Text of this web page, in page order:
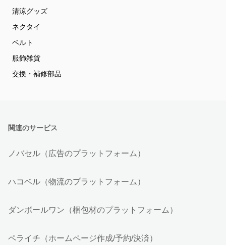
清涼グッズ
ネクタイ
ベルト
服飾雑貨
交換・補修部品
関連のサービス
ノバセル（広告のプラットフォーム）
ハコベル（物流のプラットフォーム）
ダンボールワン（梱包材のプラットフォーム）
ペライチ（ホームページ作成/予約/決済）